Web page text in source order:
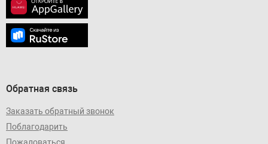
Обратная связь
Заказать обратный звонок
Поблагодарить